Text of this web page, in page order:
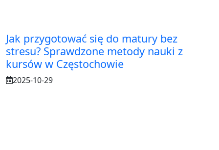
Jak przygotować się do matury bez
stresu? Sprawdzone metody nauki z
kursów w Częstochowie
2025-10-29